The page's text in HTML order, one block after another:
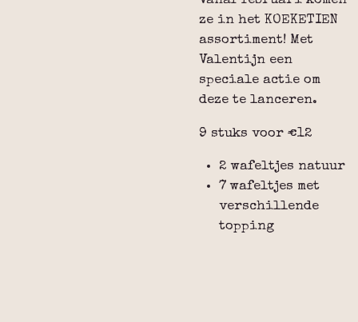
ze in het KOEKETIEN
assortiment! Met
Valentijn een
speciale actie om
deze te lanceren.
9 stuks voor €12
2 wafeltjes natuur
7 wafeltjes met
verschillende
topping